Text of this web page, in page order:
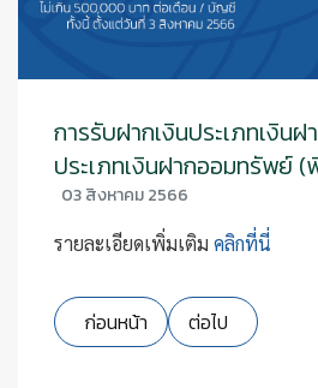
การรับฝากเงินประเภทเงิน
ประเภทเงินฝากออมทรัพย์
03 สิงหาคม 2566
รายละเอียดเพิ่มเติม คลิกที่นี่
เนื้อหาก่อนหน้า: แก้ไขหลักเก
ก่อนหน้า เนื้อหาถัดไป: ร
ต่อไป